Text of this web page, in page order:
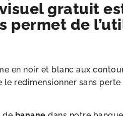
gratuit
de
en noir et blanc aux
redimensionner sans